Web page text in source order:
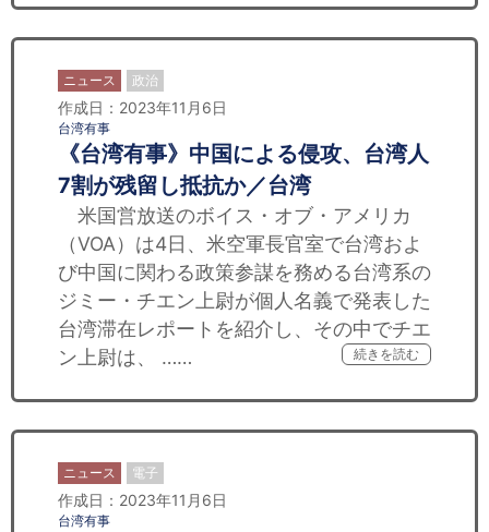
ニュース 政治
作成日：2023年11月6日
台湾有事
《台湾有事》中国による侵攻、台湾人
7割が残留し抵抗か／台湾
米国営放送のボイス・オブ・アメリカ
（VOA）は4日、米空軍長官室で台湾およ
び中国に関わる政策参謀を務める台湾系の
ジミー・チエン上尉が個人名義で発表した
台湾滞在レポートを紹介し、その中でチエ
ン上尉は、 ……
続きを読む
ニュース 電子
作成日：2023年11月6日
台湾有事